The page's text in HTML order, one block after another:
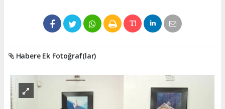
Habere Ek Fotoğraf(lar)